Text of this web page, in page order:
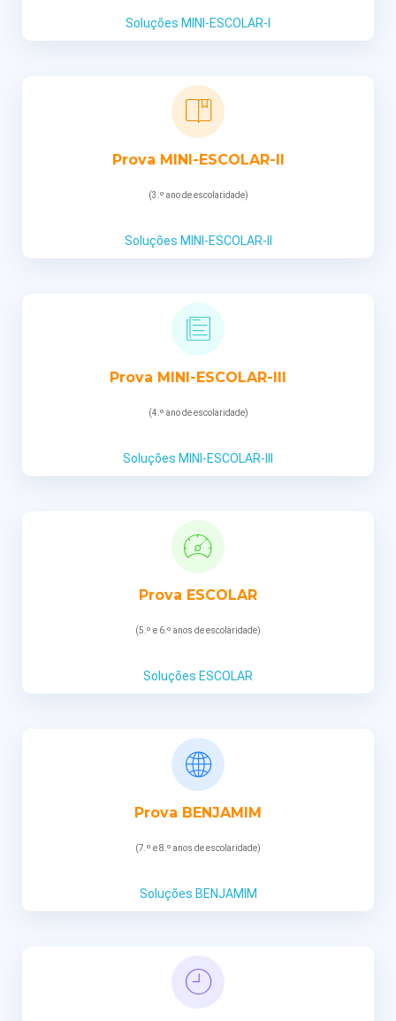
Soluções MINI-ESCOLAR-I
Prova MINI-ESCOLAR-II
(3.º ano de escolaridade)
Soluções MINI-ESCOLAR-II
Prova MINI-ESCOLAR-III
(4.º ano de escolaridade)
Soluções MINI-ESCOLAR-III
Prova ESCOLAR
(5.º e 6.º anos de escolaridade)
Soluções ESCOLAR
Prova BENJAMIM
(7.º e 8.º anos de escolaridade)
Soluções BENJAMIM